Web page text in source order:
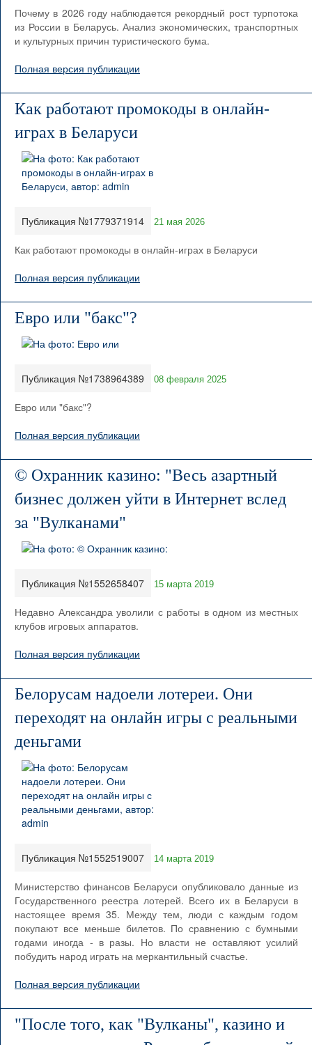
Почему в 2026 году наблюдается рекордный рост турпотока
из России в Беларусь. Анализ экономических, транспортных
и культурных причин туристического бума.
Полная версия публикации
Как работают промокоды в онлайн-
играх в Беларуси
Публикация №1779371914 21 мая 2026
Как работают промокоды в онлайн-играх в Беларуси
Полная версия публикации
Евро или "бакс"?
Публикация №1738964389 08 февраля 2025
Евро или "бакс"?
Полная версия публикации
© Охранник казино: "Весь азартный
бизнес должен уйти в Интернет вслед
за "Вулканами"
Публикация №1552658407 15 марта 2019
Недавно Александра уволили с работы в одном из местных
клубов игровых аппаратов.
Полная версия публикации
Белорусам надоели лотереи. Они
переходят на онлайн игры с реальными
деньгами
Публикация №1552519007 14 марта 2019
Министерство финансов Беларуси опубликовало данные из
Государственного реестра лотерей. Всего их в Беларуси в
настоящее время 35. Между тем, люди с каждым годом
покупают все меньше билетов. По сравнению с бумными
годами иногда - в разы. Но власти не оставляют усилий
побудить народ играть на меркантильный счастье.
Полная версия публикации
"После того, как "Вулканы", казино и